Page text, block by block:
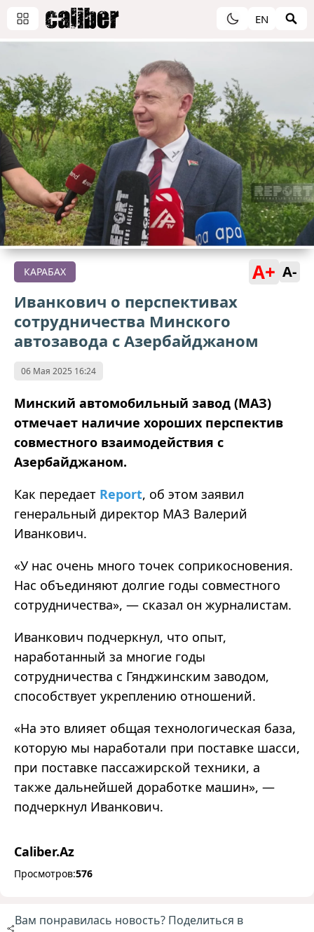
EN
КАРАБАХ A+ A-
Иванкович о перспективах
сотрудничества Минского
автозавода с Азербайджаном
06 Мая 2025 16:24
Минский автомобильный завод (МАЗ)
отмечает наличие хороших перспектив
совместного взаимодействия с
Азербайджаном.
Как передает Report, об этом заявил
генеральный директор МАЗ Валерий
Иванкович.
«У нас очень много точек соприкосновения.
Нас объединяют долгие годы совместного
сотрудничества», — сказал он журналистам.
Иванкович подчеркнул, что опыт,
наработанный за многие годы
сотрудничества с Гянджинским заводом,
способствует укреплению отношений.
«На это влияет общая технологическая база,
которую мы наработали при поставке шасси,
при поставке пассажирской техники, а
также дальнейшей доработке машин», —
подчеркнул Иванкович.
Caliber.Az
Просмотров:576
Вам понравилась новость? Поделиться в